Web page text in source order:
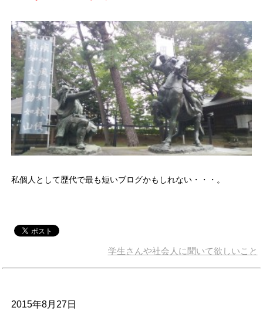
私個人として歴代で最も短いブログかもしれない・・・。
学生さんや社会人に聞いて欲しいこと
2015年8月27日